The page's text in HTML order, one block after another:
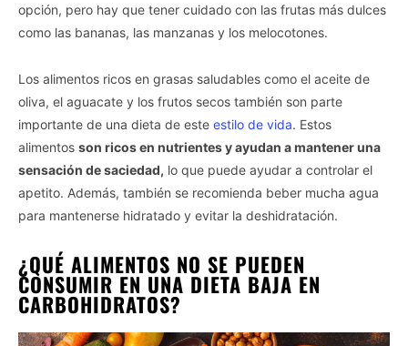
opción, pero hay que tener cuidado con las frutas más dulces
como las bananas, las manzanas y los melocotones.
Los alimentos ricos en grasas saludables como el aceite de
oliva, el aguacate y los frutos secos también son parte
importante de una dieta de este estilo de vida. Estos
alimentos son ricos en nutrientes y ayudan a mantener una
sensación de saciedad, lo que puede ayudar a controlar el
apetito. Además, también se recomienda beber mucha agua
para mantenerse hidratado y evitar la deshidratación.
¿QUÉ ALIMENTOS NO SE PUEDEN
CONSUMIR EN UNA DIETA BAJA EN
CARBOHIDRATOS?